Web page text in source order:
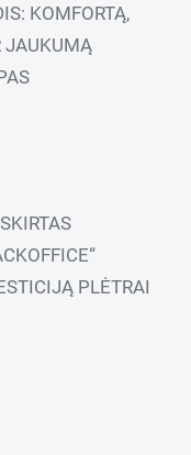
KOMFORTĄ,
JAUKUMĄ
PLĖTRAI